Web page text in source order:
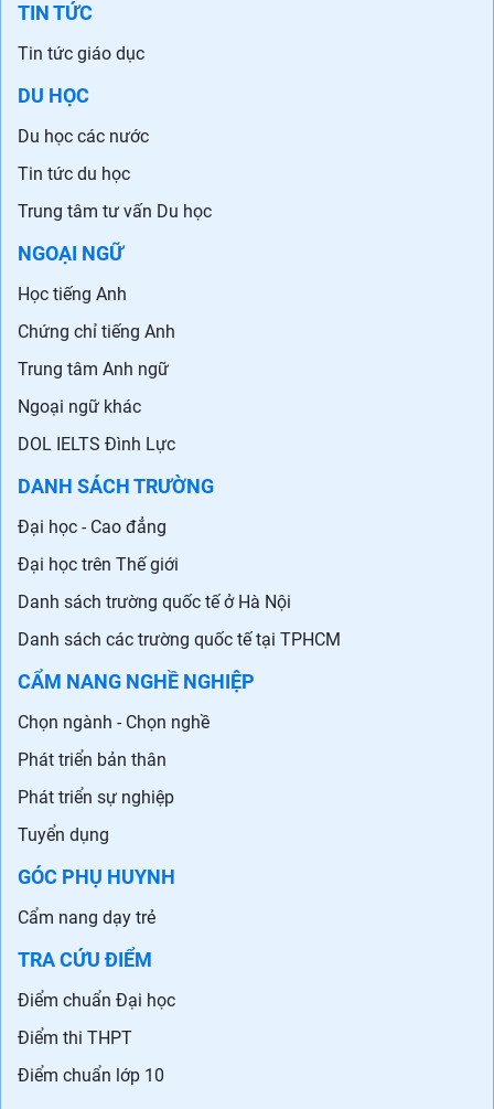
TIN TỨC
Tin tức giáo dục
DU HỌC
Du học các nước
Tin tức du học
Trung tâm tư vấn Du học
NGOẠI NGỮ
Học tiếng Anh
Chứng chỉ tiếng Anh
Trung tâm Anh ngữ
Ngoại ngữ khác
DOL IELTS Đình Lực
DANH SÁCH TRƯỜNG
Đại học - Cao đẳng
Đại học trên Thế giới
Danh sách trường quốc tế ở Hà Nội
Danh sách các trường quốc tế tại TPHCM
CẨM NANG NGHỀ NGHIỆP
Chọn ngành - Chọn nghề
Phát triển bản thân
Phát triển sự nghiệp
Tuyển dụng
GÓC PHỤ HUYNH
Cẩm nang dạy trẻ
TRA CỨU ĐIỂM
Điểm chuẩn Đại học
Điểm thi THPT
Điểm chuẩn lớp 10